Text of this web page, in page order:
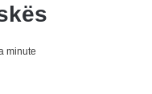
minute